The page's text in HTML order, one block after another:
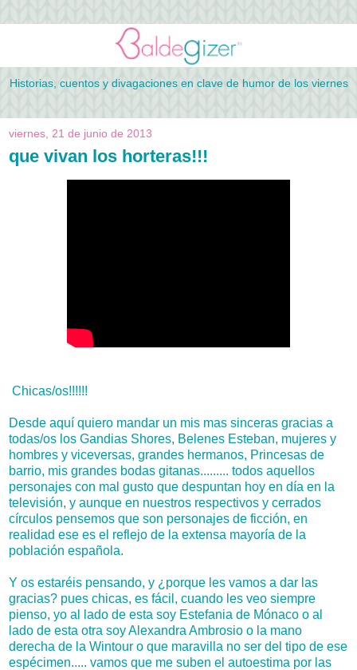
Historias, cuentos y divagaciones en clave de humor de los viernes
viernes, 21 de junio de 2013
que vivan los horteras!!!
Chicas/os!!!!!!
Desde aquí quiero mandar un mis mas sinceras gracias a
todas/os los Gandias Shores, Belenes Esteban, mujeres y
hombres y viceversas, grandes hermanos, Princesas de
barrio, mis grandes bodas gitanas......... todos aquellos
personajes con mal gusto que despuntan hoy en día en la
televisión, y aunque en nuestros respectivos y cerrados
círculos pensemos que son personajes de ficción, en
realidad ese es el reflejo de la extensa mayoría de la
población española.
Y os estaréis pensando, y ¿porque les vamos a dar las
gracias? pues chicas, es fácil, cuando les veo siempre
pienso, yo al lado de esta soy Estefania de Mónaco o al
lado de esta otra soy Alexandra Ambrosio o la mano
derecha de la Wintour o que maravilla no ser del tipo de ese
espécimen..... vamos que me suben el autoestima por las